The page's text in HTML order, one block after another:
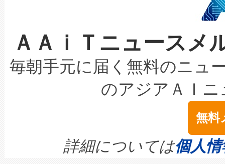
取得できる可能性もあります
設には、3億～4億ドルかか
最高経営責任者（CEO）であ
す。「当社のfully-connected
ームを利用すれば、6,000万
きます。この効率性は、フェ
限を超えて利用可能な電力容
持できるよう貢献します。こ
ービスレベル契約（SLA）違
テリー性能の劣化によるダウ
念は、現在データセンターが
ます。 Voltaiq provides a
quality and reliability for AI
なレーザースポットにより、
な環境下でも豊かなディテー
キロメートル範囲を検出
LiDAR for Inspections,
は1535 nmレーザーを搭載。
イズの小径化を実現すること
す。ノーマルモードでは、
ＡＡｉＴニュース
毎朝手元に届く無料のニュ
のアジアＡＩ
無料
詳細については個人